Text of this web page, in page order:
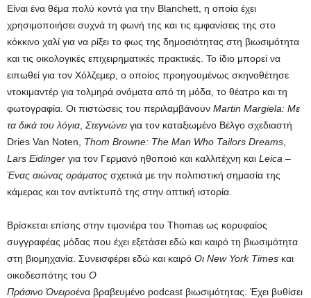
Είναι ένα θέμα πολύ κοντά για την Blanchett, η οποία έχει
χρησιμοποιήσει συχνά τη φωνή της και τις εμφανίσεις της στο
κόκκινο χαλί για να ρίξει το φως της δημοσιότητας στη βιωσιμότητα
και τις οικολογικές επιχειρηματικές πρακτικές. Το ίδιο μπορεί να
ειπωθεί για τον Χόλζεμερ, ο οποίος προηγουμένως σκηνοθέτησε
ντοκιμαντέρ για τολμηρά ονόματα από τη μόδα, το θέατρο και τη
φωτογραφία. Οι πιστώσεις του περιλαμβάνουν Martin Margiela: Με
τα δικά του λόγια Στεγνώνει για τον καταξιωμένο Βέλγο σχεδιαστή
Dries Van Noten, Thom Browne: The Man Who Tailors Dreams
Lars Eidinger για τον Γερμανό ηθοποιό και καλλιτέχνη και Leica –
Ένας αιώνας οράματος σχετικά με την πολιτιστική σημασία της
κάμερας και τον αντίκτυπό της στην οπτική ιστορία.
Βρίσκεται επίσης στην τιμονιέρα του Thomas ως κορυφαίος
συγγραφέας μόδας που έχει εξετάσει εδώ και καιρό τη βιωσιμότητα
στη βιομηχανία. Συνεισφέρει εδώ και καιρό Οι New York Times και
οικοδεσπότης του Ο
Πράσινο Όνειροένα βραβευμένο podcast βιωσιμότητας. Έχει βυθίσει